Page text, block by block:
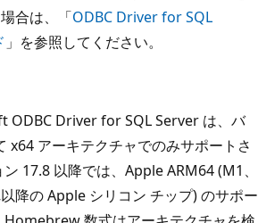
合は、「ODBC Driver for SQL
」を参照してください。
ODBC Driver for SQL Server は、バ
x64 アーキテクチャでのみサポートさ
17.8 以降では、Apple ARM64 (M1、
降の Apple シリコン チップ) のサポー